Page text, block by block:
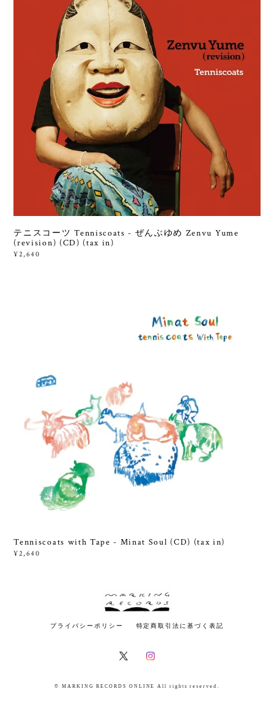
テニスコーツ Tenniscoats - ぜんぶゆめ Zenvu Yume
(revision) (CD) (tax in)
¥2,640
Tenniscoats with Tape - Minat Soul (CD) (tax in)
¥2,640
プライバシーポリシー 特定商取引法に基づく表記
© MARKING RECORDS ONLINE All rights reserved.